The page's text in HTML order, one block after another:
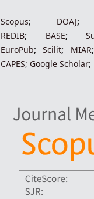
Scopus; DOAJ
REDIB; BASE;
EuroPub; Scilit; MIAR;
CAPES; Google Scholar;